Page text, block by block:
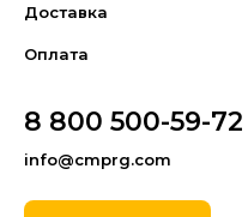
Доставка
Оплата
8 800 500-59-72
info@cmprg.com